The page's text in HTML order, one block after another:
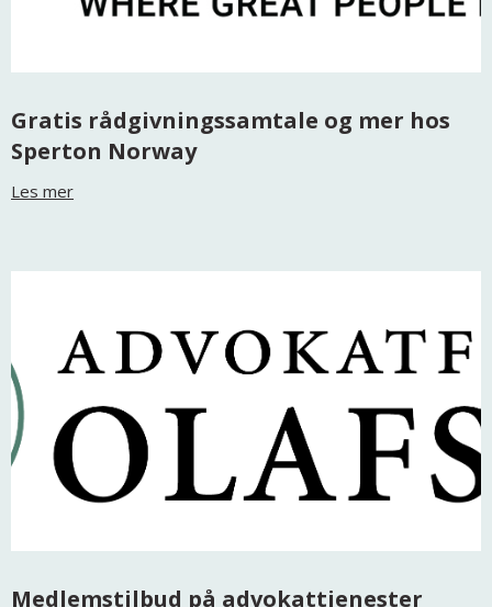
Gratis rådgivningssamtale og mer hos
Sperton Norway
Les mer
Medlemstilbud på advokattjenester